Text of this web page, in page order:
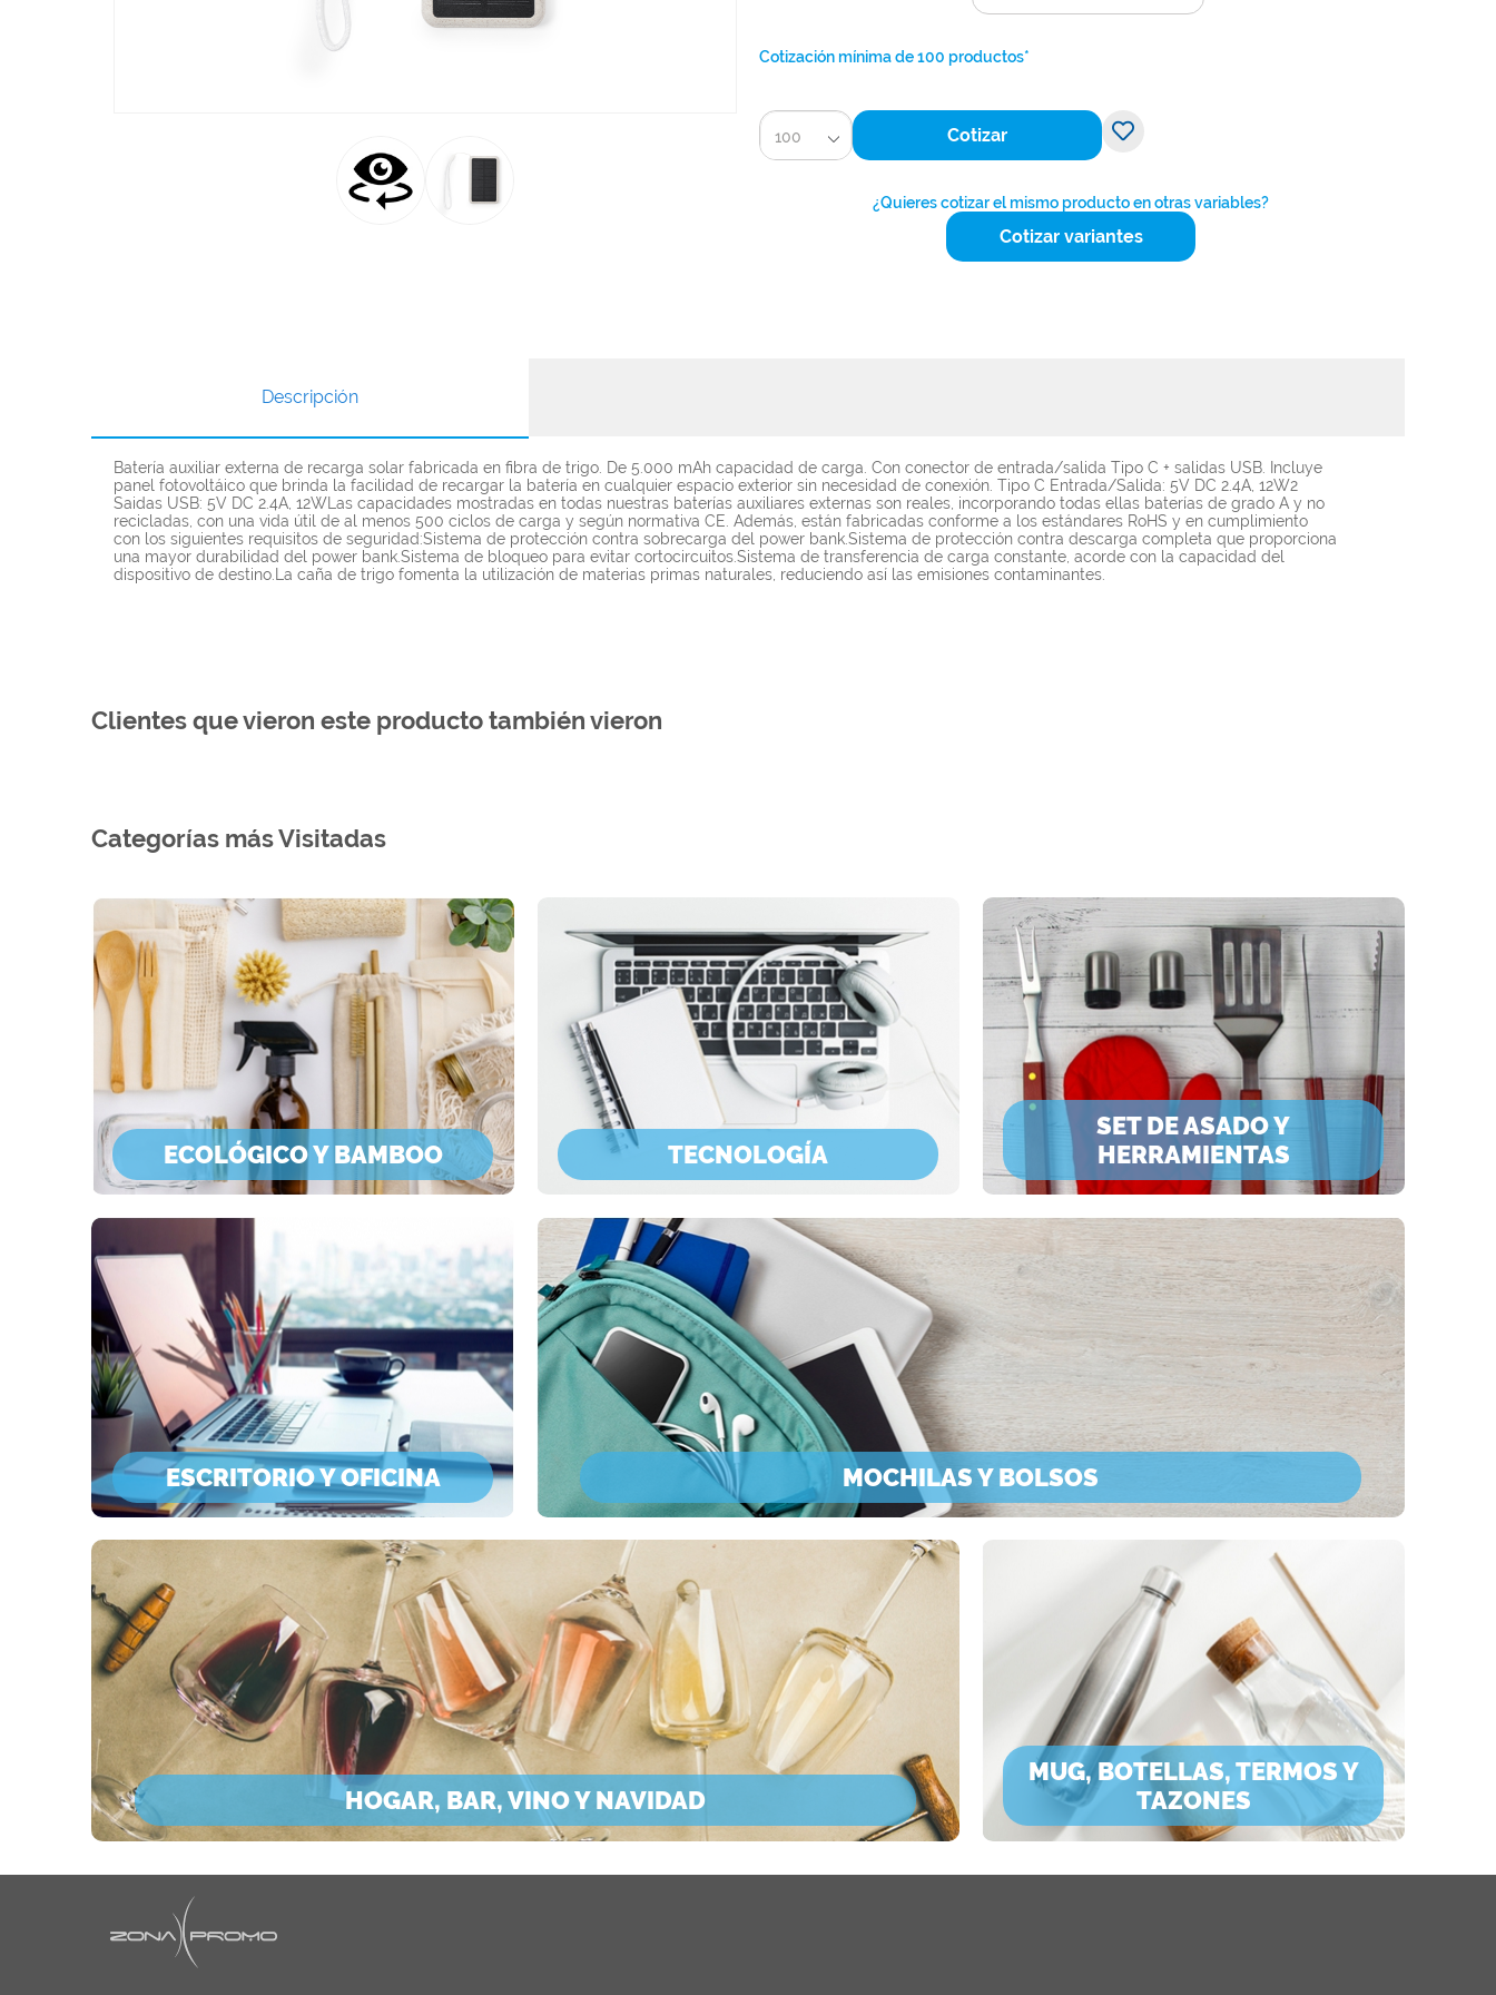
Cotización mínima de 100 productos*
100 Cotizar
¿Quieres cotizar el mismo producto en otras variables?
Cotizar variantes
Descripción
Batería auxiliar externa de recarga solar fabricada en fibra de trigo. De 5.000 mAh capacidad de carga. Con conector de entrada/salida Tipo C + salidas USB. Incluye
panel fotovoltáico que brinda la facilidad de recargar la batería en cualquier espacio exterior sin necesidad de conexión. Tipo C Entrada/Salida: 5V DC 2.4A, 12W2
Saidas USB: 5V DC 2.4A, 12WLas capacidades mostradas en todas nuestras baterías auxiliares externas son reales, incorporando todas ellas baterías de grado A y no
recicladas, con una vida útil de al menos 500 ciclos de carga y según normativa CE. Además, están fabricadas conforme a los estándares RoHS y en cumplimiento
con los siguientes requisitos de seguridad:Sistema de protección contra sobrecarga del power bank.Sistema de protección contra descarga completa que proporciona
una mayor durabilidad del power bank.Sistema de bloqueo para evitar cortocircuitos.Sistema de transferencia de carga constante, acorde con la capacidad del
dispositivo de destino.La caña de trigo fomenta la utilización de materias primas naturales, reduciendo así las emisiones contaminantes.
Clientes que vieron este producto también vieron
Categorías más Visitadas
ECOLÓGICO Y BAMBOO TECNOLOGÍA
SET DE ASADO Y
HERRAMIENTAS
ESCRITORIO Y OFICINA MOCHILAS Y BOLSOS
HOGAR, BAR, VINO Y NAVIDAD
MUG, BOTELLAS, TERMOS Y
TAZONES